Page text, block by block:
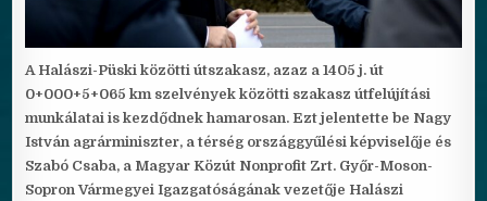
A Halászi-Püski közötti útszakasz, azaz a 1405 j. út
0+000+5+065 km szelvények közötti szakasz útfelújítási
munkálatai is kezdődnek hamarosan. Ezt jelentette be Nagy
István agrárminiszter, a térség országgyűlési képviselője és
Szabó Csaba, a Magyar Közút Nonprofit Zrt. Győr-Moson-
Sopron Vármegyei Igazgatóságának vezetője Halászi